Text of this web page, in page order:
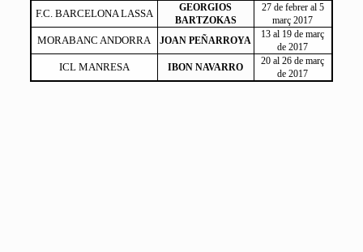
F.C. BARCELONA LASSA
GEORGIOS
BARTZOKAS
27 de febrer al 5
març 2017
MORABANC ANDORRA JOAN PEÑARROYA
13 al 19 de març
de 2017
ICL MANRESA IBON NAVARRO
20 al 26 de març
de 2017